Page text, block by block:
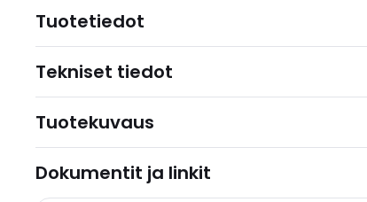
Tuotetiedot
Tekniset tiedot
Tuotekuvaus
Dokumentit ja linkit